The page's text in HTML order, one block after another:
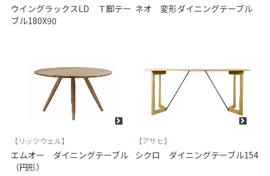
ウイングラックスLD Ｔ脚テー
ブル180X90
ネオ 変形ダイニングテーブル
【リッツウェル】
エムオー ダイニングテーブル
（円形）
【アサヒ】
シクロ ダイニングテーブル154